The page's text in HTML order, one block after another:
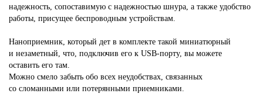
надежность, сопоставимую с надежностью шнура, а также удобство
работы, присущее беспроводным устройствам.
Наноприемник, который дет в комплекте такой миниатюрный
и незаметный, что, подключив его к USB-порту, вы можете
оставить его там.
Можно смело забыть обо всех неудобствах, связанных
со сломанными или потерянными приемниками.